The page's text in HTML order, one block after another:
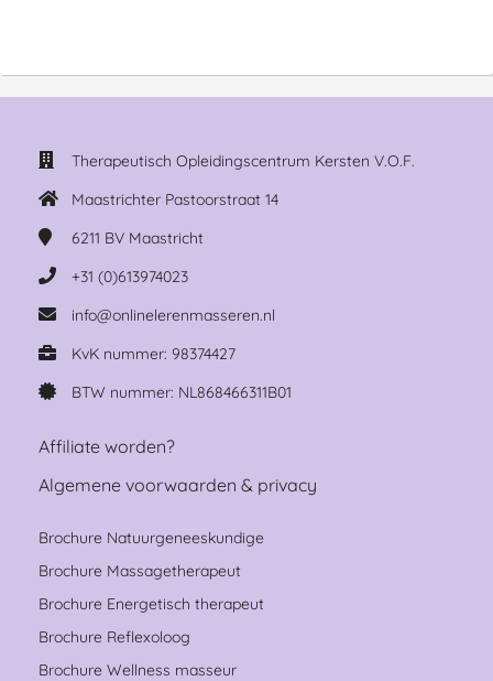
Therapeutisch Opleidingscentrum Kersten V.O.F.
Maastrichter Pastoorstraat 14
6211 BV Maastricht
+31 (0)613974023
info@onlinelerenmasseren.nl
KvK nummer: 98374427
BTW nummer: NL868466311B01
Affiliate worden?
Algemene voorwaarden & privacy
Brochure Natuurgeneeskundige
Brochure Massagetherapeut
Brochure Energetisch therapeut
Brochure Reflexoloog
Brochure Wellness masseur